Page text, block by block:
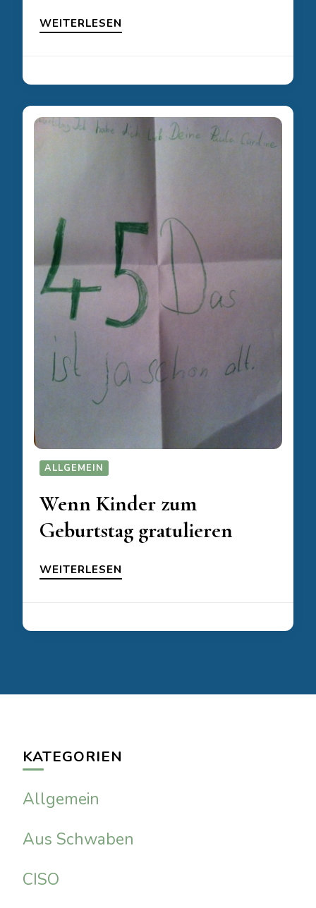
WEITERLESEN
ALLGEMEIN
Wenn Kinder zum
Geburtstag gratulieren
WEITERLESEN
KATEGORIEN
Allgemein
Aus Schwaben
CISO